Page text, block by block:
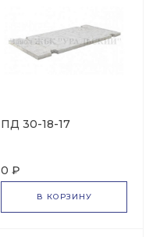
ПД 30-18-17
0 ₽
В КОРЗИНУ